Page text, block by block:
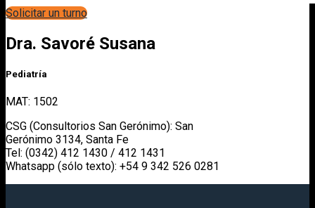
Solicitar un turno
Dra. Savoré Susana
Pediatría
MAT: 1502
CSG (Consultorios San Gerónimo): San
Gerónimo 3134, Santa Fe
Tel: (0342) 412 1430 / 412 1431
Whatsapp (sólo texto): +54 9 342 526 0281